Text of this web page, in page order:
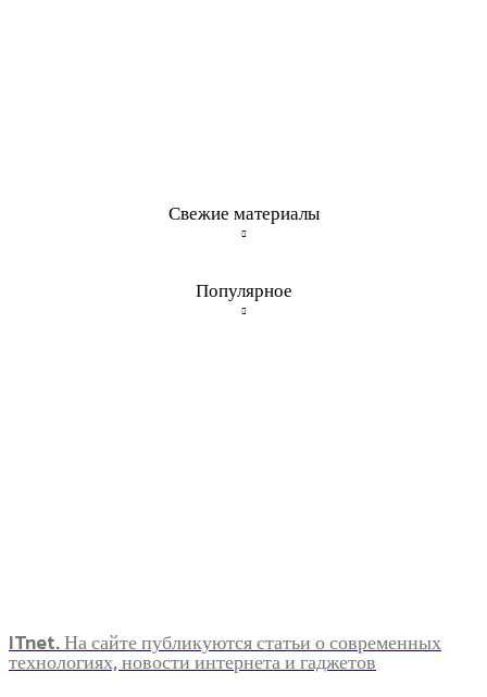
Свежие материалы
Популярное
ITnet. На сайте публикуются статьи о современных
технологиях, новости интернета и гаджетов